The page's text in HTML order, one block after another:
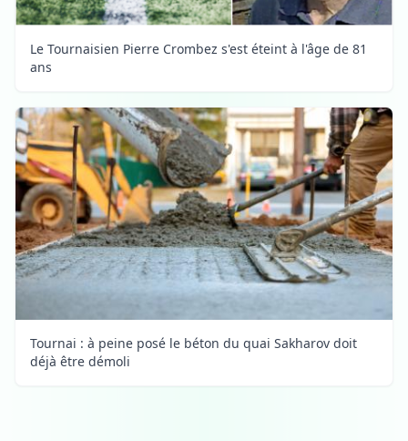
Le Tournaisien Pierre Crombez s'est éteint à l'âge de 81
ans
Tournai : à peine posé le béton du quai Sakharov doit
déjà être démoli